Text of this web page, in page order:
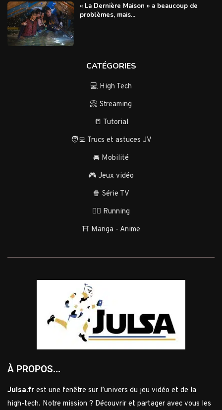
« La Dernière Maison » a beaucoup de
problèmes, mais...
CATÉGORIES
💻 High Tech
📀 Streaming
📒 Tutorial
🧑‍💻 Trucs et astuces JV
🚘 Mobilité
🎮 Jeux vidéo
🍿 Série TV
🏃‍♂️ Running
⛩️ Manga - Anime
À PROPOS...
Julsa.fr est une fenêtre sur l’univers du jeu vidéo et de la
high-tech. Notre mission ? Découvrir et partager avec vous les